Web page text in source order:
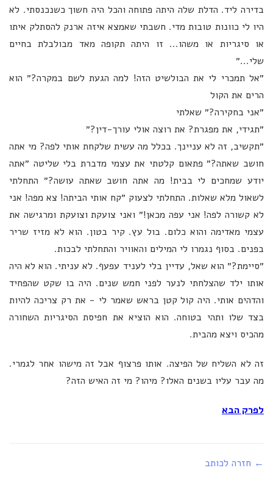
בדירה ליד. הדלת שלה היתה פתוחה והכל היה חשוך כשנכנסתי. לא
היו לי כוונות טובות מדי. חשבתי שאמצא איזה ארנק להסתלק איתו
או סיגריות או משהו... זו היתה תקופה מאד מבולבלת בחיים
שלי...״
״אל תמכרי לי את הבולשיט הזה! למה הגעת לשם במקרה?״ הוא
הרים את הקול
״אני בחקירה?״ שאלתי
״תגידי, את מפגרת? את רוצה אולי עורך-דין?״
״תקשיב, זה לא עניינך. בכלל מה עשית שלקחת אותי לפה? מי אתה
חושב שאתה?״ פתאום קלטתי את עצמי מדברת בלי שליטה ״אתה
יודע שמחכים לי בבית! מה אתה חושב שאתה עושה?״ התחלתי
לשאול מלא שאלות. התחלתי לצעוק ״קח אותי הביתה! צא מפה! אני
לא קשורה לפה! אני עפה מכאן!״ ואני צועקת וצועקת ומרגישה את
עצמי מאדימה והוא כלום. בול עץ. קיר בטון. הוא לא מזיז שריר
בפנים. בסוף נגמרו לי המילים והאוויר והתחלתי לבכות.
״סיימת?״ הוא שאל, עדיין בלי לעניד עפעף. לא עניתי. הוא לא היה
אותו ילד שהצלחתי לנער לפני חמש שנים. היה בו שקט שהפחיד
והדהים אותי. היה קול קטן בראש שאמר לי - את רק צריכה להיות
בצד שלו ותהי בטוחה. הוא הוציא את חפיסת הסיגריות השחורה
מהכיס ויצא מהבית.
זה לא השליח של הפיצה. אותו פרצוף אבל זה מישהו אחר לגמרי.
מה עבר עליו בשנים האלו? מיהו? מי זה האיש הזה?
לפרק הבא
← חזרה לכותב